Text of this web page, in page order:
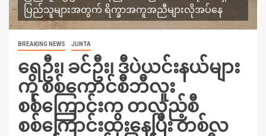
ပြည်သူများအတွက် ရိက္ခာအကူအညီများလိုအပ်နေ
BREAKING NEWS JUNTA
ရေဦး၊ ခင်ဦး၊ ဒီပဲယင်းနယ်များ
ကို စစ်ကောင်စီဘီလူး
စစ်ကြောင်းက တလှည့်စီ
စစ်ကြောင်းထိုးနေပြီး တစ်လ